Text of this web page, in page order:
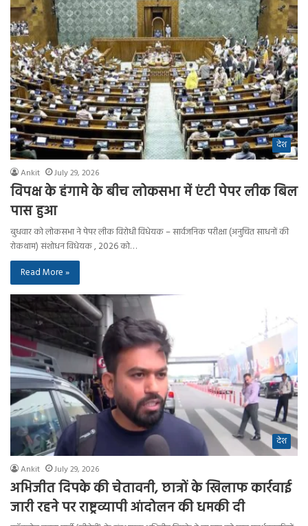
देश
Ankit July 29, 2026
विपक्ष के हंगामे के बीच लोकसभा में एंटी पेपर लीक बिल
पास हुआ
बुधवार को लोकसभा ने पेपर लीक विरोधी विधेयक – सार्वजनिक परीक्षा (अनुचित साधनों की
रोकथाम) संशोधन विधेयक , 2026 को…
Read More »
देश
Ankit July 29, 2026
अभिजीत दिपके की चेतावनी, छात्रों के खिलाफ कार्रवाई
जारी रहने पर राष्ट्रव्यापी आंदोलन की धमकी दी